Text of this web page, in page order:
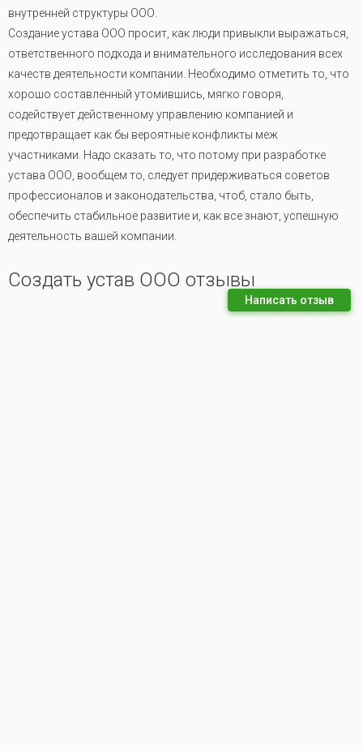
внутренней структуры ООО.
Создание устава ООО просит, как люди привыкли выражаться,
ответственного подхода и внимательного исследования всех
качеств деятельности компании. Необходимо отметить то, что
хорошо составленный утомившись, мягко говоря,
содействует действенному управлению компанией и
предотвращает как бы вероятные конфликты меж
участниками. Надо сказать то, что потому при разработке
устава ООО, вообщем то, следует придерживаться советов
профессионалов и законодательства, чтоб, стало быть,
обеспечить стабильное развитие и, как все знают, успешную
деятельность вашей компании.
Создать устав ООО отзывы
Написать отзыв